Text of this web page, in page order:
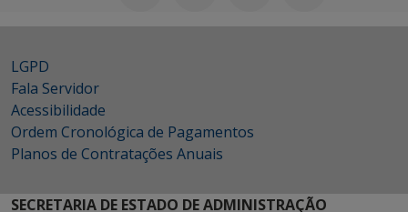
LGPD
Fala Servidor
Acessibilidade
Ordem Cronológica de Pagamentos
Planos de Contratações Anuais
SECRETARIA DE ESTADO DE ADMINISTRAÇÃO